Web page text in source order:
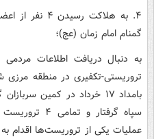
۴. به هلاکت
گمنام امام زمان (عج)؛
به دنبال دریافت اطلاعات
تروریستی-تکفیری در منطقه مرزی
بامداد ۱۷ خرداد در کمین
سپاه
عملیات یکی از تروریست‌ها اقدام به